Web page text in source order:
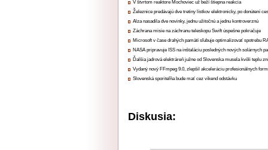
V štvrtom reaktore Mochoviec už beží štiepna reakcia
Železnice predávajú dve tretiny lístkov elektronicky, po donútení
Alza nasadila dve novinky, jednu užitočnú a jednu kontroverznú
Záchrana misie na záchranu teleskopu Swift úspešne pokračuje
Microsoft v čase drahých pamätí sľubuje optimalizovať spotrebu
NASA pripravuje ISS na inštaláciu posledných nových solárnych
Ďalšia jadrová elektráreň južne od Slovenska musela kvôli teplu
Vydaný nový FFmpeg 9.0, zlepšil akceleráciu profesionálnych
Slovenská sporiteľňa bude mať cez víkend odstávku
Diskusia: